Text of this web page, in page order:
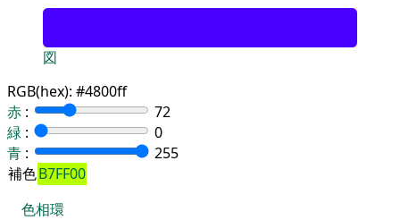
図
RGB(hex): #4800ff
赤 :
72
緑 :
0
青 :
255
補色B7FF00
色相環